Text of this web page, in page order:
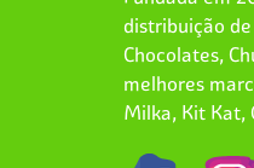
distribuição de
Chocolates,
melhores
Milka, Kit Kat,